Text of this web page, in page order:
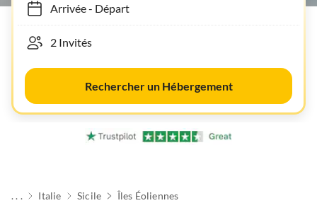
Arrivée- Départ
Rechercher un Hébergement
. . . Italie Sicile Îles Éoliennes